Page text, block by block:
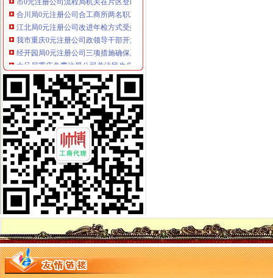
合川局0元注册公司合工商所两名职工踊跃加入区震救灾志愿者行列
江北局0元注册公司改进年检方式受好评
我市重庆0元注册公司政领导干部开放型经济与工商管理高级研修班在总局行政
经开园局0元注册公司三项措施确保夏季儿童食品安全
大足局重庆免费注册公司关注民生促进就业再就业工作
渝中局重庆一元注册公司上清寺所到万盛看望北川工商局地震受伤女干部
沙坪坝局在理商业贿赂中做到“五结合”重庆免费注册公司
市免费注册公司局经检总队狠抓风廉政建设初见成效
巫溪局城厢二所为“限塑令”重庆0元注册公司推广做好前期准备工作
酉局认真清理整顿有悖于精文明建设要求的重庆一元注册公司广告
云局七严举措抓好高中考期间食品市0元注册公司流程场监管
南局1元注册公司办结三起股权出质登记为企业融资1416万元
经开园局“三个确保”一元注册公司推进信息公开工作
丰都局重庆0元注册公司全面启动网吧专项整
梁平局四举措整夏季饮料市重庆免费注册公司场
綦江局开展“五个一”0元注册公司助残活动
巫溪局重庆一元注册公司城厢一所创新服务促个经济发展
市重庆一元注册公司局广告处力促区域广告产业发展
城口局重庆0元注册公司加学习推进政务公开工作
黔江局0元注册公司流程五措并举化安全生产
市0元注册公司流程局机关开展消防安全知识培训提升消防应急处置能力
巴南局紧扣四条主线狠抓儿童消费品市重庆0元注册公司场监管